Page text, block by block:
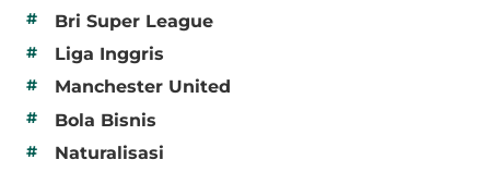
# Bri Super League
# Liga Inggris
# Manchester United
# Bola Bisnis
# Naturalisasi